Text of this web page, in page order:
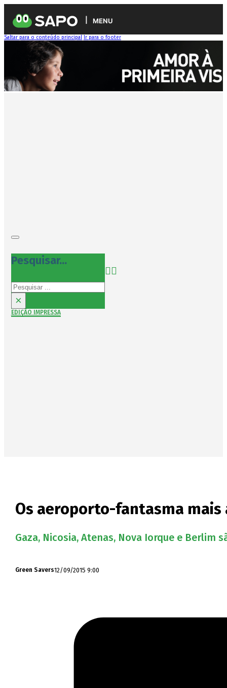
MENU
Saltar para o conteúdo principal Ir para o footer
Pesquisar...
Pesquisar
×
EDIÇÃO IMPRESSA
Os aeroporto-fantasma mais
Gaza, Nicosia, Atenas, Nova Iorque e
Green Savers12/09/2015 9:00